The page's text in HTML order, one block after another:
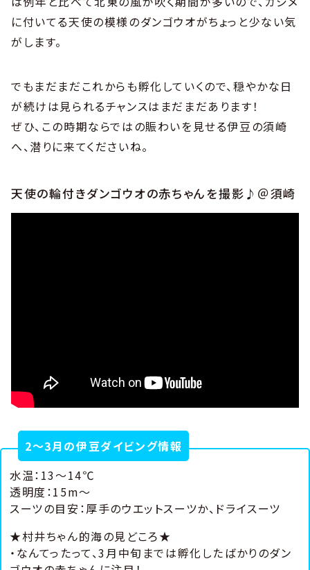
に付いてる天使の模様のダンゴウオがちょっと少ない気
がします。
でもまだまだこれからも孵化していくので、穏やかな日
が続けは見られるチャンスはまだまだあります！
ぜひ、この時期ならではの賑わいを見せる伊豆の須崎
へ、潜りに来てくださいね。
天使の輪付きダンゴウオの赤ちゃんを撮影♪＠須崎
2～3月の伊豆ダイビング情報
水温：13～14℃
透明度：15m～
スーツの目安：厚手のウエットスーツか、ドライスーツ
★村井ちゃん的海の見どころ★
・なんてったって、3月中旬までは孵化したばかりのダン